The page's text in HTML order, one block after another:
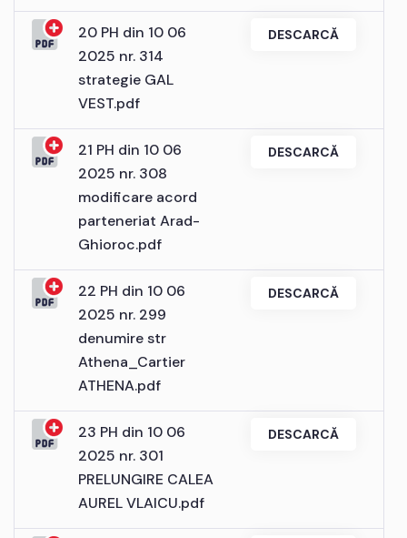
20 PH din 10 06
2025 nr. 314
strategie GAL
VEST.pdf
DESCARCĂ
21 PH din 10 06
2025 nr. 308
modificare acord
parteneriat Arad-
Ghioroc.pdf
DESCARCĂ
22 PH din 10 06
2025 nr. 299
denumire str
Athena_Cartier
ATHENA.pdf
DESCARCĂ
23 PH din 10 06
2025 nr. 301
PRELUNGIRE CALEA
AUREL VLAICU.pdf
DESCARCĂ